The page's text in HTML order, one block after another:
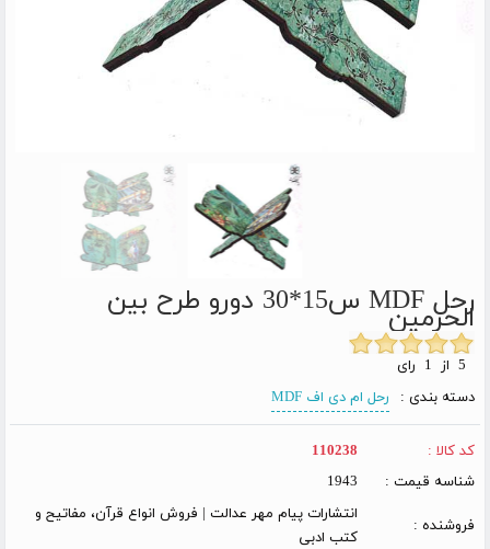
رحل MDF س15*30 دورو طرح بین الحرمین
دسته بندی :
رحل ام دی اف MDF
کد کالا :
110238
شناسه قیمت :
1943
فروشنده :
انتشارات پیام مهر عدالت | فروش انواع قرآن، مفاتیح و
کتب ادبی